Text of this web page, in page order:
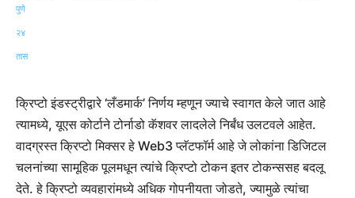
क्रिप्टो इंडस्ट्रीद्वारे ‘लँडमार्क’ निर्णय म्हणून ज्याचे स्वागत केले जात आहे
त्यामध्ये, यूएस कोर्टाने टोर्नाडो कॅशवर लादलेले निर्बंध उलटवले आहेत.
वादग्रस्त क्रिप्टो मिक्सर हे Web3 प्लॅटफॉर्म आहे जे लोकांना डिजिटल
चलनांच्या सामूहिक पूलमधून त्यांचे क्रिप्टो टोकन इतर टोकन्ससह बदलू
देते. हे क्रिप्टो व्यवहारांमध्ये अधिक गोपनीयता जोडते, ज्यामुळे त्यांचा